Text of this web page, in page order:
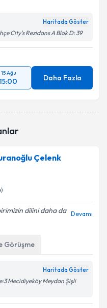
Haritada Göster
City's Rezidans A Blok D: 39
15 Ağu
15:00 Daha Fazla
Çelenk
dilini daha da Devamı
Görüşme
Haritada Göster
Mecidiyeköy Meydan Şişli